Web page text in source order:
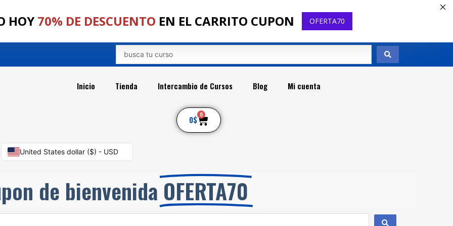
HOY70% DE DESCUENTO EN EL CARRITO CUPON OFERTA70
Search
...
Inicio Tienda Intercambio de Cursos Blog Mi cuenta
0$ 0 Cart
United States dollar ($) - USD
de bienvenida OFERTA70